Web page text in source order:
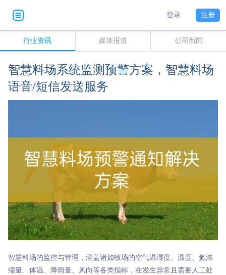
登录 注册
行业资讯 媒体报道 公司新闻
智慧料场系统监测预警方案，智慧料场
语音/短信发送服务
智慧料场的监控与管理，涵盖诸如牧场的空气温湿度、温度、氮浓
缩量、体温、降雨量、风向等各类指标，在发生异常且需要人工处